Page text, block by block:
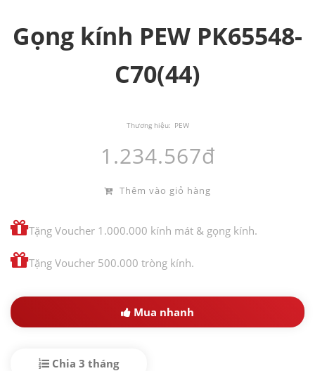
Gọng kính PEW PK65548-
C70(44)
Thương hiệu: PEW
1.234.567đ
Thêm vào giỏ hàng
Tặng Voucher 1.000.000 kính mát & gọng kính.
Tặng Voucher 500.000 tròng kính.
Mua nhanh
Chia 3 tháng